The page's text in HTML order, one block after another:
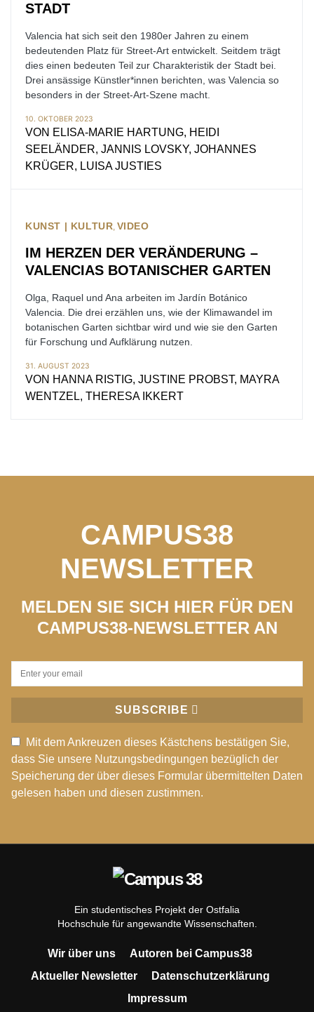
STADT
Valencia hat sich seit den 1980er Jahren zu einem
bedeutenden Platz für Street-Art entwickelt. Seitdem trägt
dies einen bedeuten Teil zur Charakteristik der Stadt bei.
Drei ansässige Künstler*innen berichten, was Valencia so
besonders in der Street-Art-Szene macht.
10. OKTOBER 2023
VON ELISA-MARIE HARTUNG, HEIDI
SEELÄNDER, JANNIS LOVSKY, JOHANNES
KRÜGER, LUISA JUSTIES
KUNST | KULTUR VIDEO
IM HERZEN DER VERÄNDERUNG –
VALENCIAS BOTANISCHER GARTEN
Olga, Raquel und Ana arbeiten im Jardín Botánico
Valencia. Die drei erzählen uns, wie der Klimawandel im
botanischen Garten sichtbar wird und wie sie den Garten
für Forschung und Aufklärung nutzen.
31. AUGUST 2023
VON HANNA RISTIG, JUSTINE PROBST, MAYRA
WENTZEL, THERESA IKKERT
CAMPUS38
NEWSLETTER
MELDEN SIE SICH HIER FÜR DEN
CAMPUS38-NEWSLETTER AN
SUBSCRIBE
Mit dem Ankreuzen dieses Kästchens bestätigen Sie,
dass Sie unsere Nutzungsbedingungen bezüglich der
Speicherung der über dieses Formular übermittelten Daten
gelesen haben und diesen zustimmen.
Ein studentisches Projekt der Ostfalia
Hochschule für angewandte Wissenschaften.
Wir über uns
Autoren bei Campus38
Aktueller Newsletter
Datenschutzerklärung
Impressum